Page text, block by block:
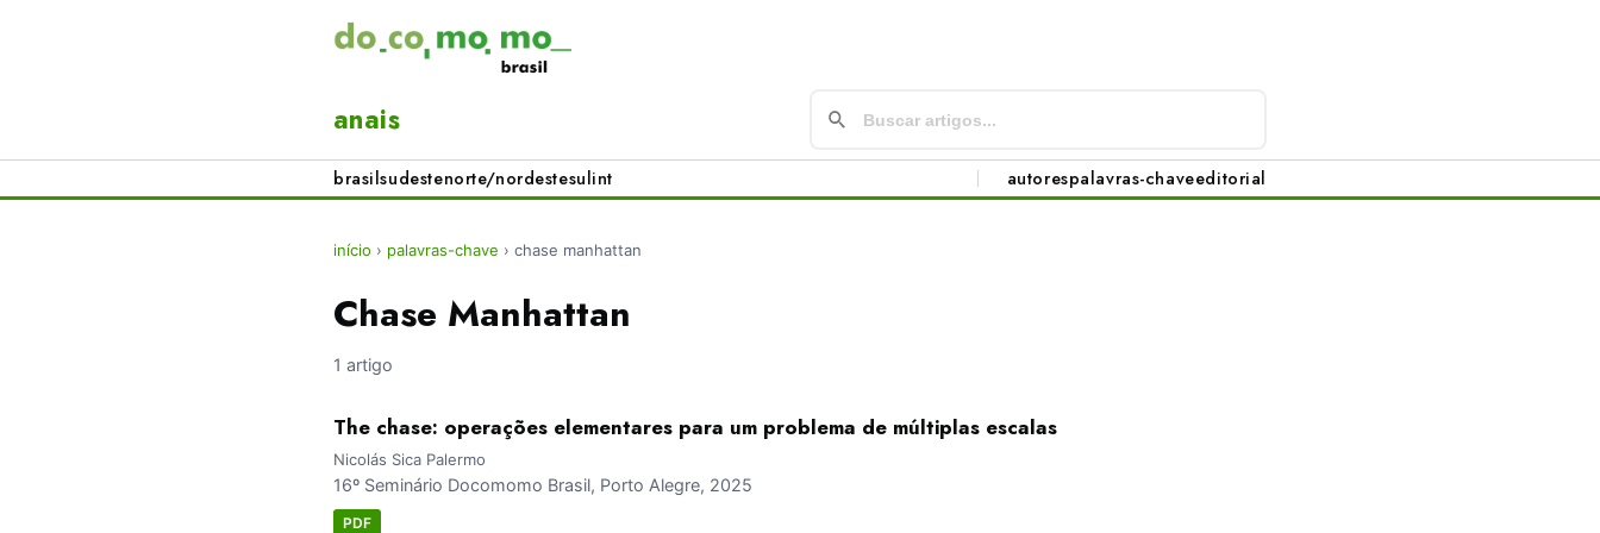
anais
brasilsudestenorte/nordestesulint autorespalavras-chaveeditorial
início › palavras-chave › chase manhattan
Chase Manhattan
1 artigo
The chase: operações elementares para um problema de múltiplas escalas
Nicolás Sica Palermo
16º Seminário Docomomo Brasil, Porto Alegre, 2025
PDF